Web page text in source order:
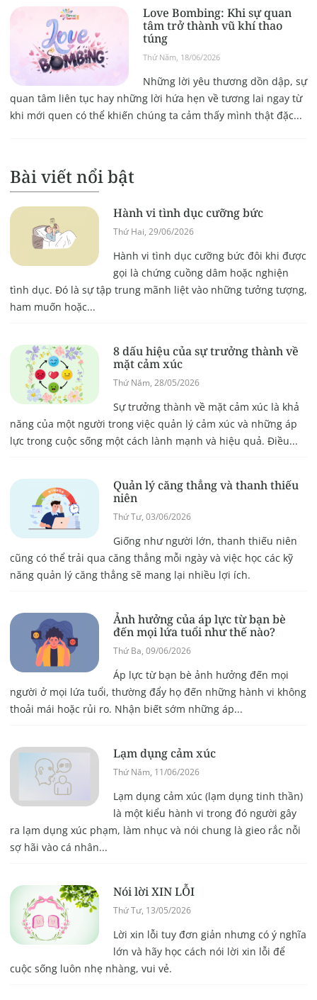
Love Bombing: Khi sự quan
tâm trở thành vũ khí thao
túng
Thứ Năm, 18/06/2026
Những lời yêu thương dồn dập, sự
quan tâm liên tục hay những lời hứa hẹn về tương lai ngay từ
khi mới quen có thể khiến chúng ta cảm thấy mình thật đặc...
Bài viết nổi bật
Hành vi tình dục cưỡng bức
Thứ Hai, 29/06/2026
Hành vi tình dục cưỡng bức đôi khi được
gọi là chứng cuồng dâm hoặc nghiện
tình dục. Đó là sự tập trung mãnh liệt vào những tưởng tượng,
ham muốn hoặc...
8 dấu hiệu của sự trưởng thành về
mặt cảm xúc
Thứ Năm, 28/05/2026
Sự trưởng thành về mặt cảm xúc là khả
năng của một người trong việc quản lý cảm xúc và những áp
lực trong cuộc sống một cách lành mạnh và hiệu quả. Điều...
Quản lý căng thẳng và thanh thiếu
niên
Thứ Tư, 03/06/2026
Giống như người lớn, thanh thiếu niên
cũng có thể trải qua căng thẳng mỗi ngày và việc học các kỹ
năng quản lý căng thẳng sẽ mang lại nhiều lợi ích.
Ảnh hưởng của áp lực từ bạn bè
đến mọi lứa tuổi như thế nào?
Thứ Ba, 09/06/2026
Áp lực từ bạn bè ảnh hưởng đến mọi
người ở mọi lứa tuổi, thường đẩy họ đến những hành vi không
thoải mái hoặc rủi ro. Nhận biết sớm những áp...
Lạm dụng cảm xúc
Thứ Năm, 11/06/2026
Lạm dụng cảm xúc (lạm dụng tinh thần)
là một kiểu hành vi trong đó người gây
ra lạm dụng xúc phạm, làm nhục và nói chung là gieo rắc nỗi
sợ hãi vào cá nhân...
Nói lời XIN LỖI
Thứ Tư, 13/05/2026
Lời xin lỗi tuy đơn giản nhưng có ý nghĩa
lớn và hãy học cách nói lời xin lỗi để
cuộc sống luôn nhẹ nhàng, vui vẻ.